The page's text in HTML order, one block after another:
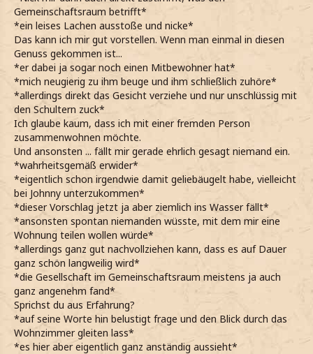
Gemeinschaftsraum betrifft*
*ein leises Lachen ausstoße und nicke*
Das kann ich mir gut vorstellen. Wenn man einmal in diesen
Genuss gekommen ist...
*er dabei ja sogar noch einen Mitbewohner hat*
*mich neugierig zu ihm beuge und ihm schließlich zuhöre*
*allerdings direkt das Gesicht verziehe und nur unschlüssig mit
den Schultern zuck*
Ich glaube kaum, dass ich mit einer fremden Person
zusammenwohnen möchte.
Und ansonsten ... fällt mir gerade ehrlich gesagt niemand ein.
*wahrheitsgemäß erwider*
*eigentlich schon irgendwie damit geliebäugelt habe, vielleicht
bei Johnny unterzukommen*
*dieser Vorschlag jetzt ja aber ziemlich ins Wasser fällt*
*ansonsten spontan niemanden wüsste, mit dem mir eine
Wohnung teilen wollen würde*
*allerdings ganz gut nachvollziehen kann, dass es auf Dauer
ganz schön langweilig wird*
*die Gesellschaft im Gemeinschaftsraum meistens ja auch
ganz angenehm fand*
Sprichst du aus Erfahrung?
*auf seine Worte hin belustigt frage und den Blick durch das
Wohnzimmer gleiten lass*
*es hier aber eigentlich ganz anständig aussieht*